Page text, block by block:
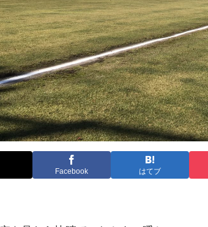
Facebook はてブ